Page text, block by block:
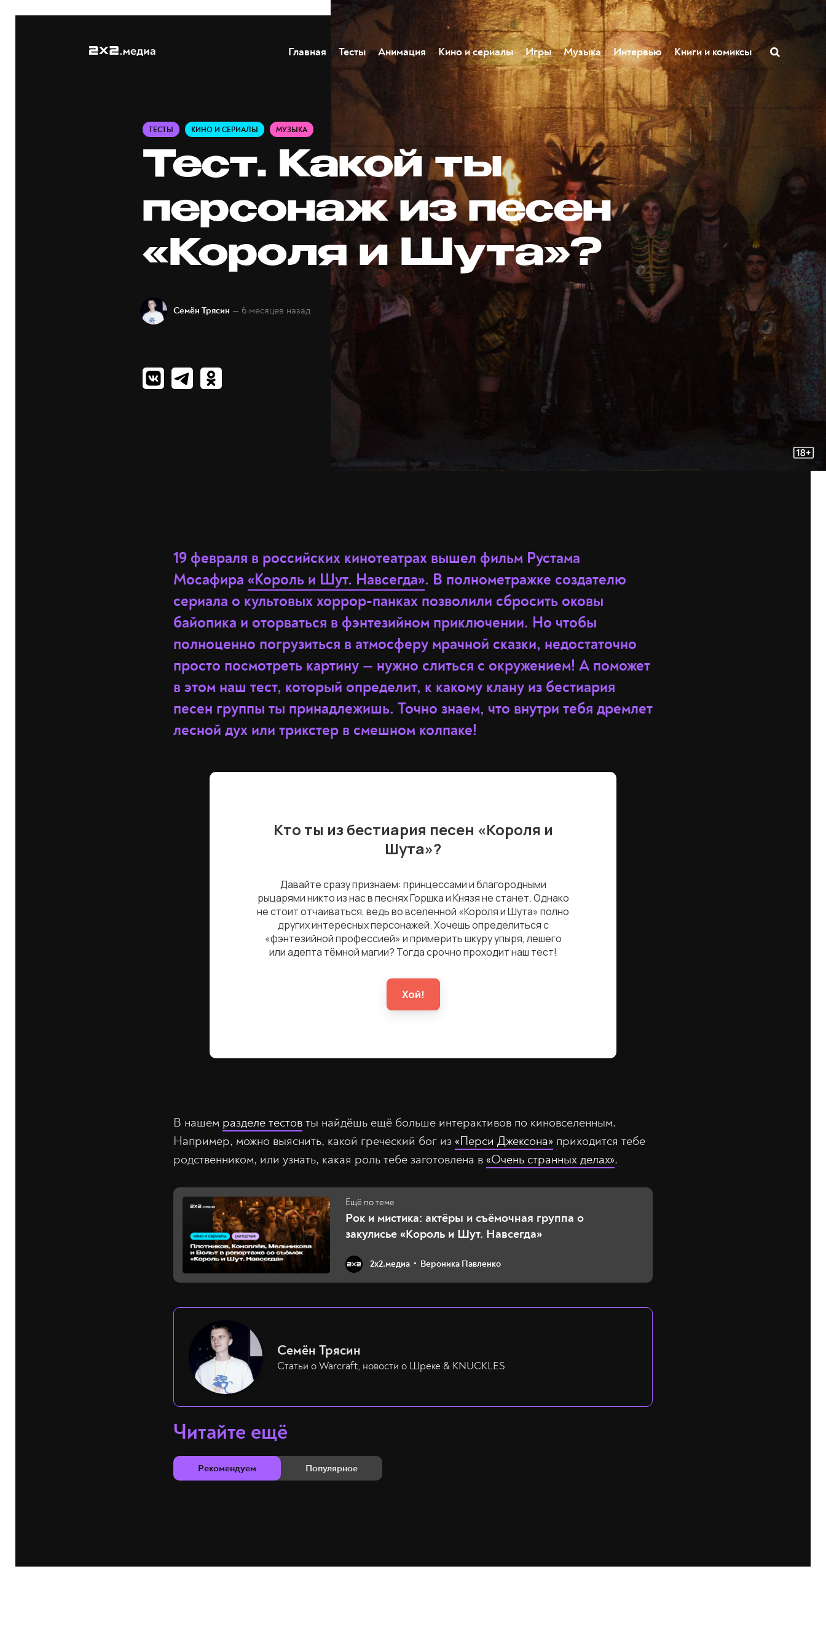
Главная Тесты Анимация Кино и сериалы Игры Музыка Интервью Книги и комиксы
ТЕСТЫ КИНО И СЕРИАЛЫ МУЗЫКА
Тест. Какой ты
персонаж из песен
«Короля и Шута»?
Семён Трясин — 6 месяцев назад
19 февраля в российских кинотеатрах вышел фильм Рустама
Мосафира «Король и Шут. Навсегда». В полнометражке создателю
сериала о культовых хоррор-панках позволили сбросить оковы
байопика и оторваться в фэнтезийном приключении. Но чтобы
полноценно погрузиться в атмосферу мрачной сказки, недостаточно
просто посмотреть картину — нужно слиться с окружением! А поможет
в этом наш тест, который определит, к какому клану из бестиария
песен группы ты принадлежишь. Точно знаем, что внутри тебя дремлет
лесной дух или трикстер в смешном колпаке!
В нашем разделе тестов ты найдёшь ещё больше интерактивов по киновселенным.
Например, можно выяснить, какой греческий бог из «Перси Джексона» приходится тебе
родственником, или узнать, какая роль тебе заготовлена в «Очень странных делах».
Рок и мистика: актёры и съёмочная группа о
закулисье «Король и Шут. Навсегда»
2х2.медиа Вероника Павленко
Семён Трясин
Статьи о Warcraft, новости о Шреке & KNUCKLES
Читайте ещё
Рекомендуем Популярное